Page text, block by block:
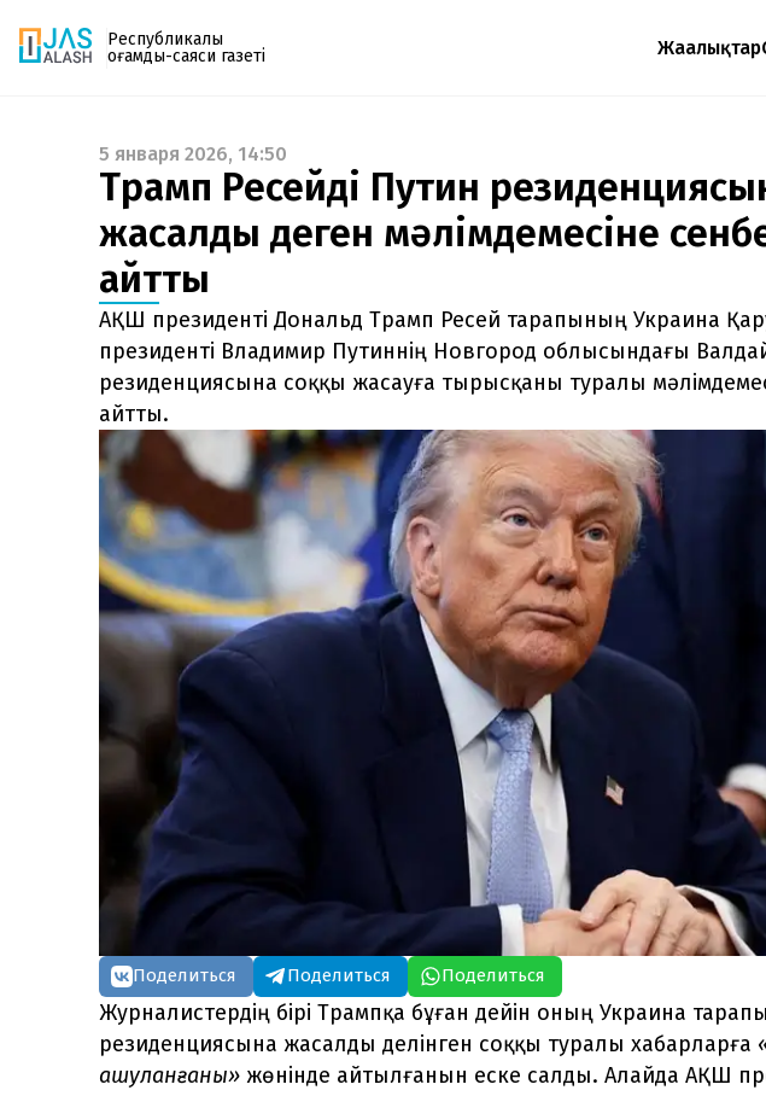
Республикалық
қоғамдық-саяси газеті
Жаңалықтар
Газетке жазылу
PDF форматтағы газетті ай сайын электронды
поштаңызға алып отырыңыз. Жаңа нөмір
шыққан сәтте сізге бірден жіберіледі. Тек email
енгізіңіз, біз қалғанын өзіміз жібереміз.
5 января 2026, 14:50
Трамп Ресейдің Путин
жасалды деген мәлімдемесіне
айтты
АҚШ президенті Дональд Трамп Ресей тарапының Украина
президенті Владимир Путиннің Новгород облысындағы
резиденциясына соққы жасауға тырысқаны туралы
айтты.
Поделиться Поделиться Поделиться
Журналистердің бірі Трампқа бұған дейін оның Украина
резиденциясына жасалды делінген соққы туралы хабарларға
ашуланғаны» жөнінде айтылғанын еске салды. Алайда АҚШ